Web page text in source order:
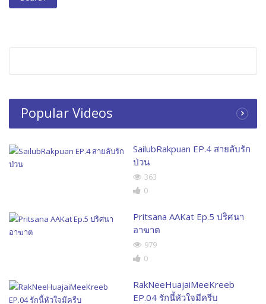
Popular Videos
SailubRakpuan EP.4 สายลับรัก
ป่วน
363
0
Pritsana AAKat Ep.5 ปริศนา
อาฆาต
979
0
RakNeeHuajaiMeeKreeb
EP.04 รักนี้หัวใจมีครีบ